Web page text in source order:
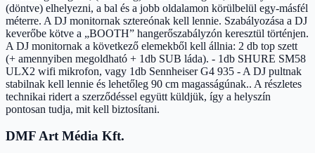
(döntve) elhelyezni, a bal és a jobb oldalamon körülbelül egy-másfél
méterre. A DJ monitornak sztereónak kell lennie. Szabályozása a DJ
keverőbe kötve a „BOOTH” hangerőszabályzón keresztül történjen.
A DJ monitornak a következő elemekből kell állnia: 2 db top szett
(+ amennyiben megoldható + 1db SUB láda). - 1db SHURE SM58
ULX2 wifi mikrofon, vagy 1db Sennheiser G4 935 - A DJ pultnak
stabilnak kell lennie és lehetőleg 90 cm magasságúnak.. A részletes
technikai ridert a szerződéssel együtt küldjük, így a helyszín
pontosan tudja, mit kell biztosítani.
DMF Art Média Kft.